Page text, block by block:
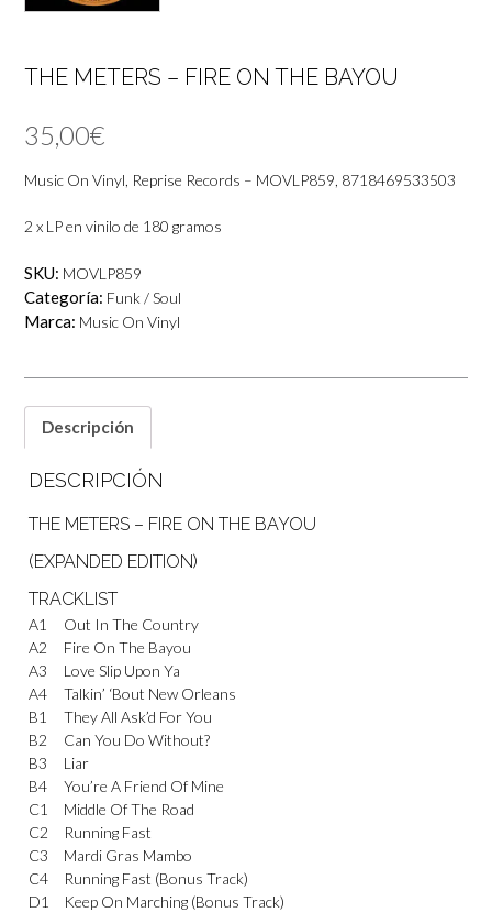
THE METERS ‎– FIRE ON THE BAYOU
35,00€
Music On Vinyl, Reprise Records ‎– MOVLP859, 8718469533503
2 x LP en vinilo de 180 gramos
SKU: MOVLP859
Categoría: Funk / Soul
Marca: Music On Vinyl
Descripción
DESCRIPCIÓN
THE METERS ‎– FIRE ON THE BAYOU
(EXPANDED EDITION)
TRACKLIST
A1
Out In The Country
A2
Fire On The Bayou
A3
Love Slip Upon Ya
A4
Talkin’ ‘Bout New Orleans
B1
They All Ask’d For You
B2
Can You Do Without?
B3
Liar
B4
You’re A Friend Of Mine
C1
Middle Of The Road
C2
Running Fast
C3
Mardi Gras Mambo
C4
Running Fast (Bonus Track)
D1
Keep On Marching (Bonus Track)